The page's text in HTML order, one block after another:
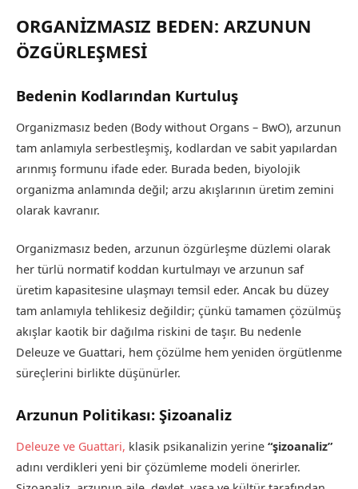
ORGANİZMASIZ BEDEN: ARZUNUN
ÖZGÜRLEŞMESİ
Bedenin Kodlarından Kurtuluş
Organizmasız beden (Body without Organs – BwO), arzunun
tam anlamıyla serbestleşmiş, kodlardan ve sabit yapılardan
arınmış formunu ifade eder. Burada beden, biyolojik
organizma anlamında değil; arzu akışlarının üretim zemini
olarak kavranır.
Organizmasız beden, arzunun özgürleşme düzlemi olarak
her türlü normatif koddan kurtulmayı ve arzunun saf
üretim kapasitesine ulaşmayı temsil eder. Ancak bu düzey
tam anlamıyla tehlikesiz değildir; çünkü tamamen çözülmüş
akışlar kaotik bir dağılma riskini de taşır. Bu nedenle
Deleuze ve Guattari, hem çözülme hem yeniden örgütlenme
süreçlerini birlikte düşünürler.
Arzunun Politikası: Şizoanaliz
Deleuze ve Guattari, klasik psikanalizin yerine “şizoanaliz”
adını verdikleri yeni bir çözümleme modeli önerirler.